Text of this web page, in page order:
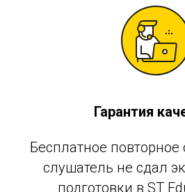
Гарантия
Бесплатное повторное
слушатель не сдал
подготовки в ST